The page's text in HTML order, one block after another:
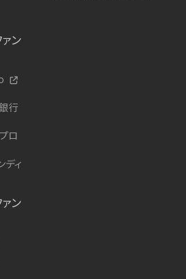
ン
行
ロ
ディ
ン